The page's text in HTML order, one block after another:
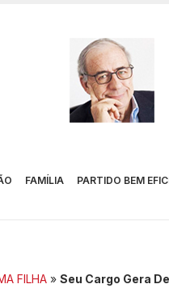
FAMÍLIA PARTIDO BEM
FILHA » Seu Cargo Gera